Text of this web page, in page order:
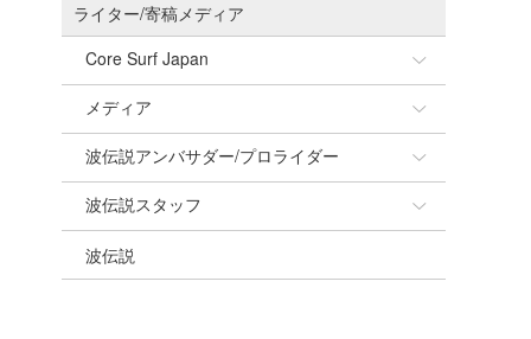
ライター/寄稿メディア
Core Surf Japan
Naoya Kimoto
mitsuteru Kamio
Yasunari Inoue
Yoshiyuki Obata
メディア
SURFMEDIA
Colors MAGAZINE
WAVAL
波伝説アンバサダー/プロライダー
福島寿実子
中浦“JET”章
波伝説スタッフ
☆加藤
波伝説